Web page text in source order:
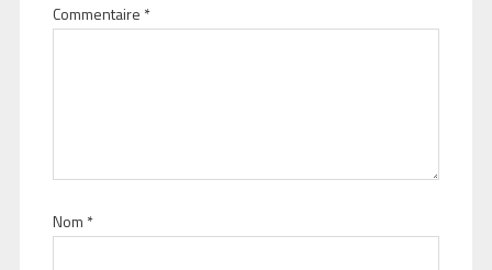
Commentaire *
Nom *